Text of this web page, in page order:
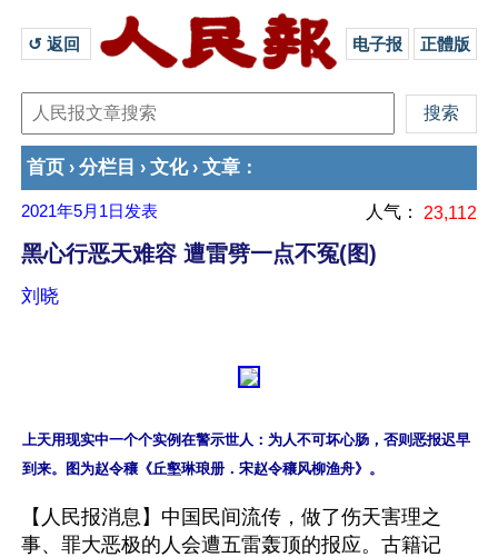
↺ 返回 电子报 正體版
首页 › 分栏目 › 文化› 文章 ：
2021年5月1日 发表 人气： 23,112
黑心行恶天难容 遭雷劈一点不冤(图)
刘晓
上天用现实中一个个实例在警示世人：为人不可坏心肠，否则恶报迟早
【人民报消息】中国民间流传，做了伤天害理之
事、罪大恶极的人会遭五雷轰顶的报应。古籍记